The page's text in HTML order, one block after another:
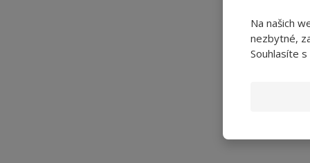
Na našich
nezbytné,
Souhlasíte